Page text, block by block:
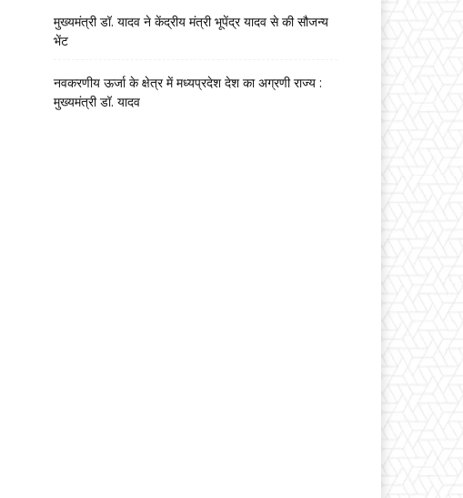
मुख्यमंत्री डॉ. यादव ने केंद्रीय मंत्री भूपेंद्र यादव से की सौजन्य
भेंट
नवकरणीय ऊर्जा के क्षेत्र में मध्यप्रदेश देश का अग्रणी राज्य :
मुख्यमंत्री डॉ. यादव